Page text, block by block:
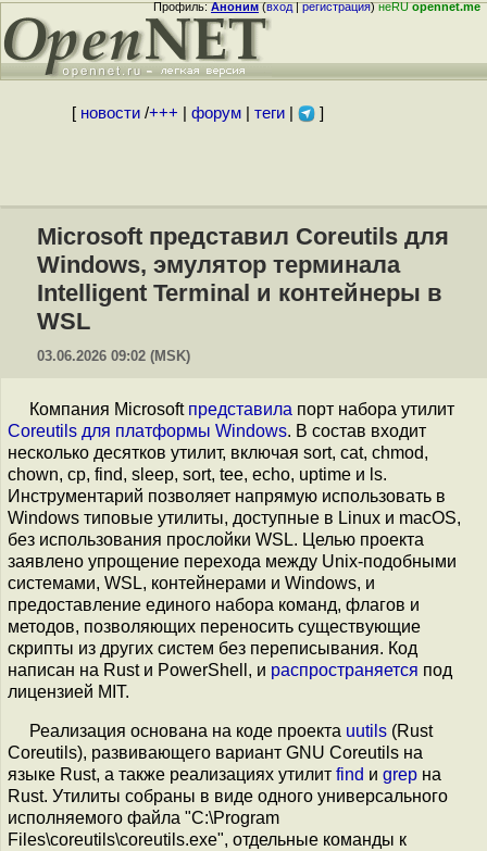
Профиль:Аноним(вход|регистрация)неRUopennet.me
[ новости/+++ форум| теги| ]
Microsoft представил Coreutils для
Windows, эмулятор терминала
Intelligent Terminal и контейнеры в
WSL
03.06.2026 09:02 (MSK)
Компания Microsoft представила порт набора утилит
Coreutils для платформы Windows. В состав входит
несколько десятков утилит, включая sort, cat, chmod,
chown, cp, find, sleep, sort, tee, echo, uptime и ls.
Инструментарий позволяет напрямую использовать в
Windows типовые утилиты, доступные в Linux и macOS,
без использования прослойки WSL. Целью проекта
заявлено упрощение перехода между Unix-подобными
системами, WSL, контейнерами и Windows, и
предоставление единого набора команд, флагов и
методов, позволяющих переносить существующие
скрипты из других систем без переписывания. Код
написан на Rust и PowerShell, и распространяется под
лицензией MIT.
Реализация основана на коде проекта uutils (Rust
Coreutils), развивающего вариант GNU Coreutils на
языке Rust, а также реализациях утилит find и grep на
Rust. Утилиты собраны в виде одного универсального
исполняемого файла "C:\Program
Files\coreutils\coreutils.exe", отдельные команды к